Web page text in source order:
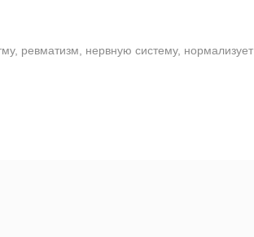
ревматизм, нервную систему, нормализует